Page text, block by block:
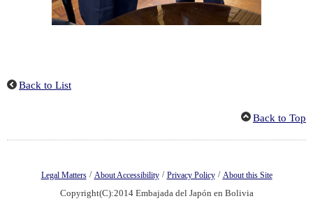
Back to List
Back to Top
Legal Matters / About Accessibility / Privacy Policy / About this Site
Copyright(C):2014 Embajada del Japón en Bolivia